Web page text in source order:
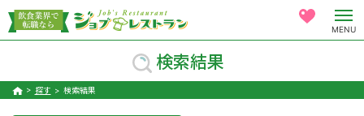
MENU
検索結果
探す 検索結果